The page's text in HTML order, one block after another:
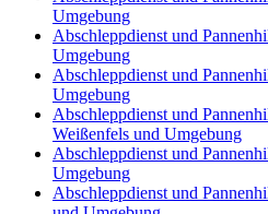
Umgebung
Abschleppdienst und
Umgebung
Abschleppdienst und
Umgebung
Abschleppdienst und
Weißenfels und Umgebung
Abschleppdienst und
Umgebung
Abschleppdienst und